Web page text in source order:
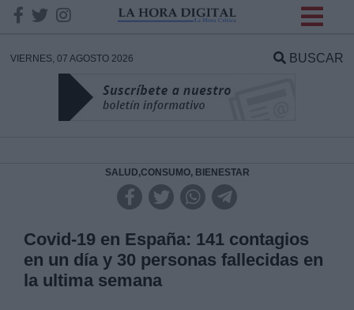
VIERNES, 07 AGOSTO 2026 BUSCAR
SALUD,CONSUMO, BIENESTAR
Covid-19 en España: 141 contagios
en un día y 30 personas fallecidas en
la ultima semana
DATOS
Responsable:
Legitimación: